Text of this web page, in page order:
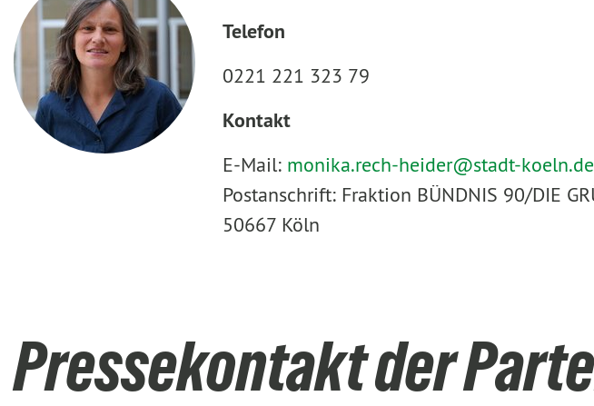
Telefon
0221 221 323 79
Kontakt
E-Mail: monika.rech-heider@stadt-koeln.de
Postanschrift: Fraktion BÜNDNIS 90/DIE
50667 Köln
Pressekontakt der